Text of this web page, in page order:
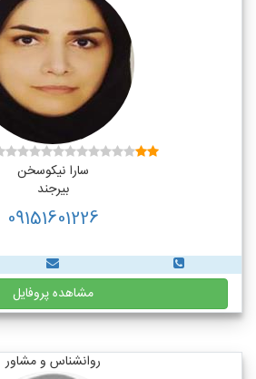
سارا نیکوسخن
بیرجند
09151601226
مشاهده پروفایل
روانشناس و مشاور